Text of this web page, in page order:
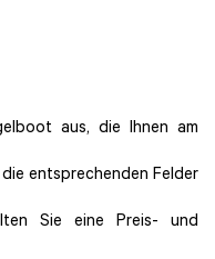
aus, die Ihnen am
entsprechenden Felder
Sie eine Preis- und